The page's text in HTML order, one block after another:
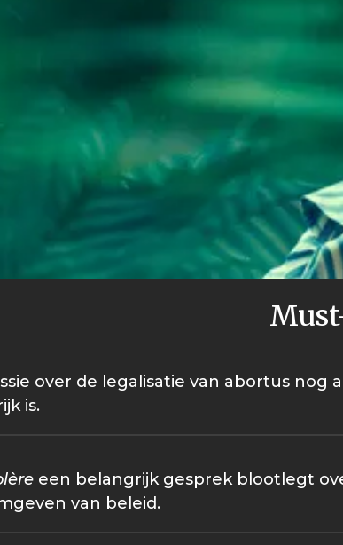
over de legalisatie van abortus
is.
een belangrijk gesprek blootlegt
van beleid.